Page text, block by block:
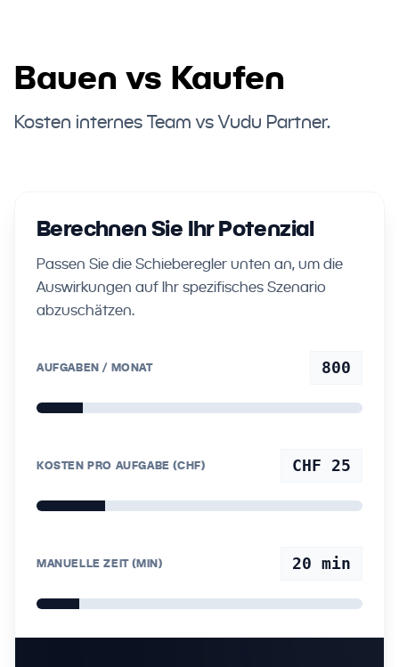
Bauen vs Kaufen
Kosten internes Team vs Vudu Partner.
Berechnen Sie Ihr Potenzial
Passen Sie die Schieberegler unten an, um die
Auswirkungen auf Ihr spezifisches Szenario
abzuschätzen.
AUFGABEN / MONAT 800
KOSTEN PRO AUFGABE (CHF) CHF 25
MANUELLE ZEIT (MIN) 20 min